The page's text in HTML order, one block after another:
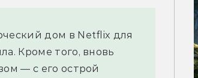
дом в Netflix для
Кроме того, вновь
— с его острой